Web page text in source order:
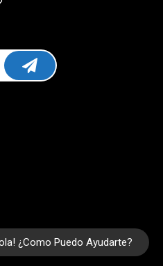
Reservados
¿Como Puedo Ayudarte?